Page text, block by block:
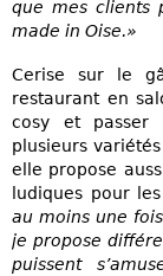
que mes clients
made in Oise.»
Cerise sur le
restaurant en
cosy et passer
plusieurs
elle propose
ludiques pour
au moins une
je propose
puissent